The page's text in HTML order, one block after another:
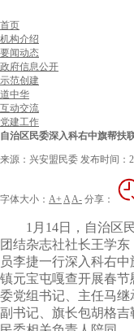
首页
机构介绍
要闻动态
政府信息公开
示范创建
道中华
互动交流
党建工作
自治区民委深入科右中旗帮扶
来源：兴安盟民委 发布时间：
字体大小： A+ AA- 分享：
1月14日，自治区民
团结杂志社社长王学
员李捷一行深入科右
镇元宝屯嘎查开展春
委党组书记、主任马
副书记、旗长包胡格